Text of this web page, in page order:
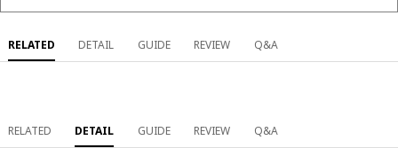
RELATED DETAIL GUIDE REVIEW Q&A
RELATED DETAIL GUIDE REVIEW Q&A